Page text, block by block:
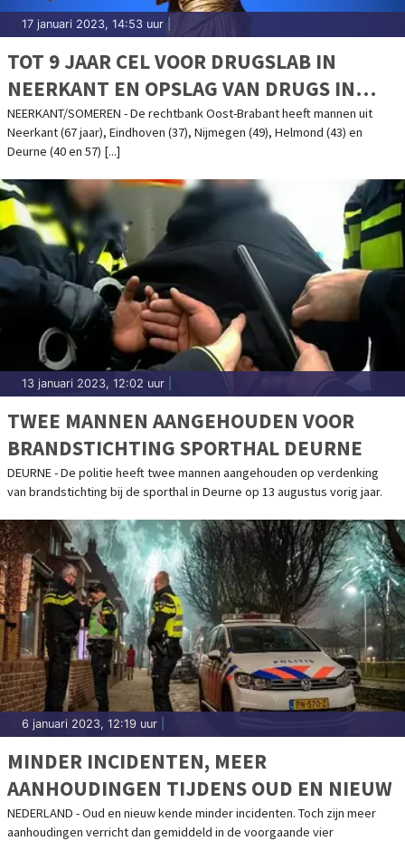
17 januari 2023, 14:53 uur
TOT 9 JAAR CEL VOOR DRUGSLAB IN
NEERKANT EN OPSLAG VAN DRUGS IN
SOMEREN
NEERKANT/SOMEREN - De rechtbank Oost-Brabant heeft mannen uit
Neerkant (67 jaar), Eindhoven (37), Nijmegen (49), Helmond (43) en
Deurne (40 en 57) [...]
13 januari 2023, 12:02 uur
TWEE MANNEN AANGEHOUDEN VOOR
BRANDSTICHTING SPORTHAL DEURNE
DEURNE - De politie heeft twee mannen aangehouden op verdenking
van brandstichting bij de sporthal in Deurne op 13 augustus vorig jaar.
6 januari 2023, 12:19 uur
MINDER INCIDENTEN, MEER
AANHOUDINGEN TIJDENS OUD EN NIEUW
NEDERLAND - Oud en nieuw kende minder incidenten. Toch zijn meer
aanhoudingen verricht dan gemiddeld in de voorgaande vier